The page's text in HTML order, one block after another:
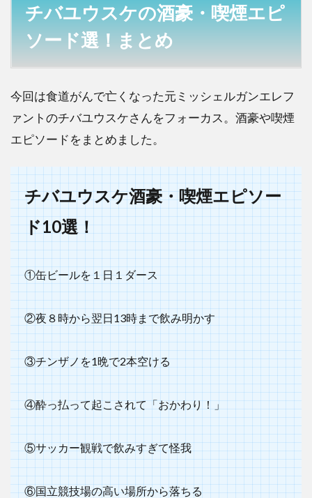
チバユウスケの酒豪・喫煙エピ
ソード選！まとめ
今回は食道がんで亡くなった元ミッシェルガンエレフ
ァントのチバユウスケさんをフォーカス。酒豪や喫煙
エピソードをまとめました。
チバユウスケ酒豪・喫煙エピソー
ド10選！
①缶ビールを１日１ダース
②夜８時から翌日13時まで飲み明かす
③チンザノを1晩で2本空ける
④酔っ払って起こされて「おかわり！」
⑤サッカー観戦で飲みすぎて怪我
⑥国立競技場の高い場所から落ちる